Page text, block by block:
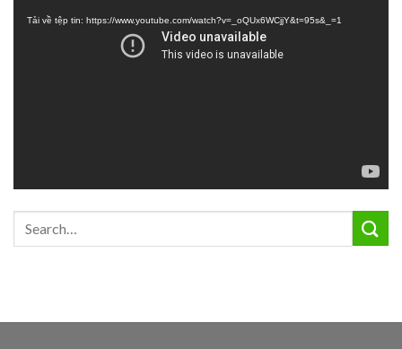
Tải về tệp tin: https://www.youtube.com/watch?v=_oQUx6WCjjY&t=95s&_=1